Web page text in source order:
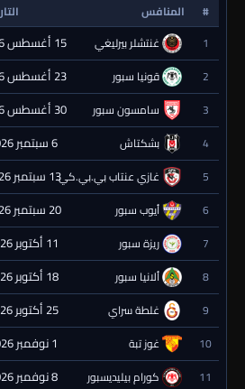
# المنافس
1
غنتشلر بيرليغي 15 أغسطس 2026 - 21:30
2 قونيا سبور 23 أغسطس 2026 - 20:00
3 سامسون سبور 30 أغسطس 2026 - 20:00
4 بشكتاش 6 سبتمبر 2026 - 20:00
5 غازي عنتاب بي.بي.كي.13 سبتمبر 2026 - 20:00
6 أيوب سبور 20 سبتمبر 2026 - 20:00
7 ريزة سبور 11 أكتوبر 2026 - 20:00
8 ألانيا سبور 18 أكتوبر 2026 - 20:00
9 غلطة سراي 25 أكتوبر 2026 - 20:00
10 غوز تبة 1 نوفمبر 2026 - 19:00
11 كورام بيليديسبور 8 نوفمبر 2026 - 19:00